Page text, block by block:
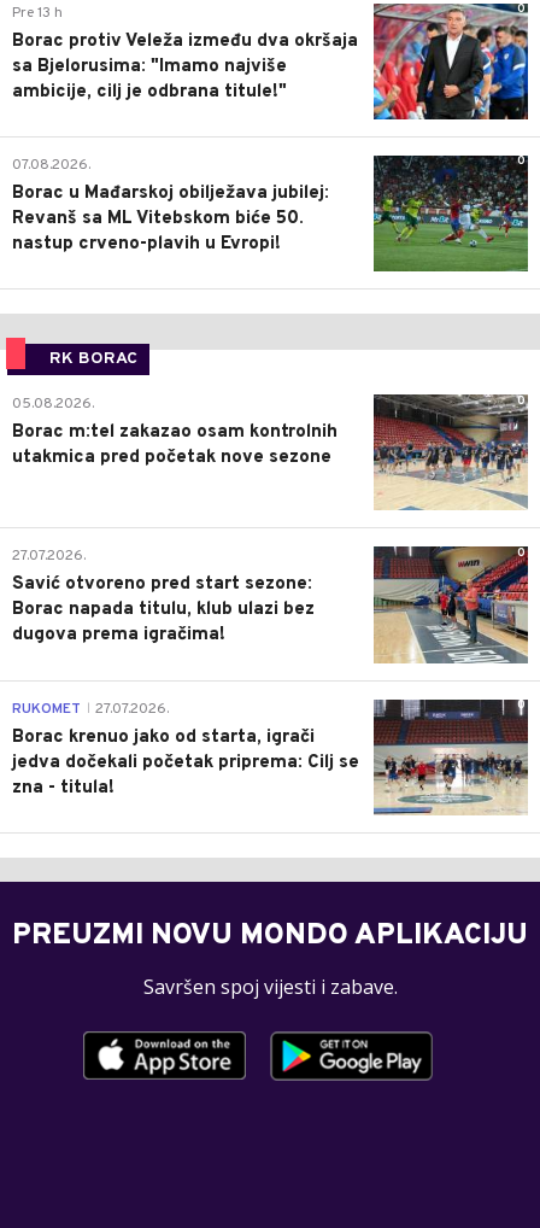
0
Pre 13 h
Borac protiv Veleža između dva okršaja
sa Bjelorusima: "Imamo najviše
ambicije, cilj je odbrana titule!"
0
07.08.2026.
Borac u Mađarskoj obilježava jubilej:
Revanš sa ML Vitebskom biće 50.
nastup crveno-plavih u Evropi!
RK BORAC
0
05.08.2026.
Borac m:tel zakazao osam kontrolnih
utakmica pred početak nove sezone
0
27.07.2026.
Savić otvoreno pred start sezone:
Borac napada titulu, klub ulazi bez
dugova prema igračima!
0
RUKOMET 27.07.2026.
Borac krenuo jako od starta, igrači
jedva dočekali početak priprema: Cilj se
zna - titula!
PREUZMI NOVU MONDO APLIKACIJU
Savršen spoj vijesti i zabave.